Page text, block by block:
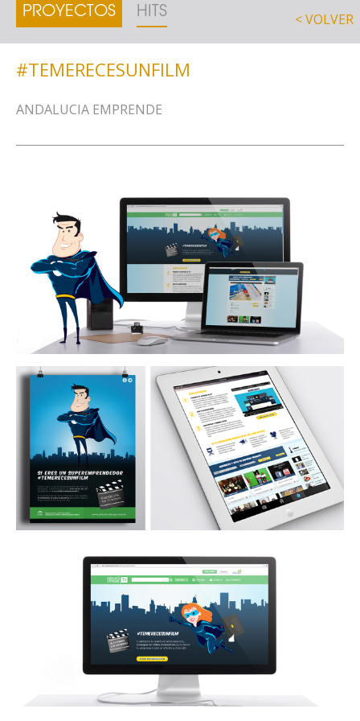
PROYECTOS HITS < VOLVER
#TEMERECESUNFILM
ANDALUCIA EMPRENDE